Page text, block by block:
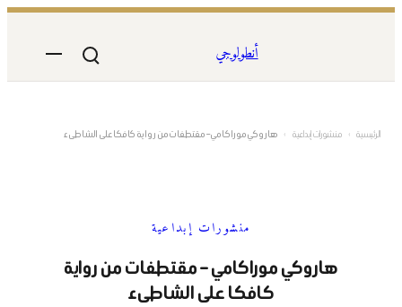
المحتوى
أنطولوجي
الرئيسية › منشورات إبداعية › هاروكي موراكامي – مقتطفات من رواية كافكا على الشاطىء
منشورات إبداعية
هاروكي موراكامي – مقتطفات من رواية
كافكا على الشاطىء